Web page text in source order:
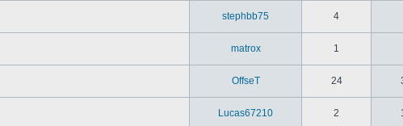
stephbb75 4
matrox 1
OffseT 24
Lucas67210 2